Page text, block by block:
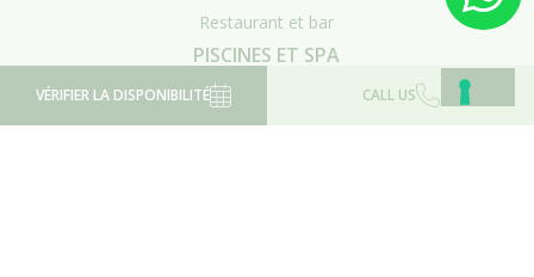
VÉRIFIER LA DISPONIBILITÉ CALL US
Restaurant et bar
PISCINES ET SPA